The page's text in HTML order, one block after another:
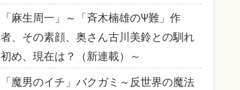
「麻生周一」～「斉木楠雄のΨ難」作
者、その素顔、奥さん古川美鈴との馴れ
初め、現在は？（新連載）～
「魔男のイチ」バクガミ～反世界の魔法